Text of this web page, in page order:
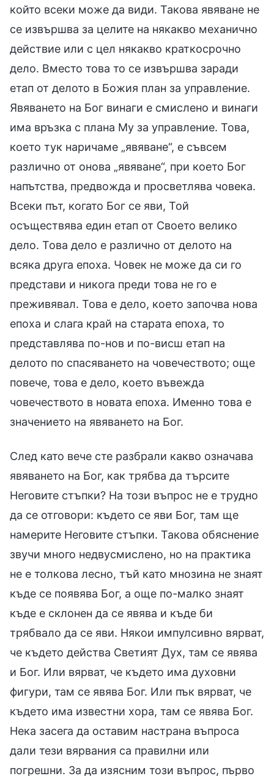
който всеки може да види. Такова явяване не
се извършва за целите на някакво механично
действие или с цел някакво краткосрочно
дело. Вместо това то се извършва заради
етап от делото в Божия план за управление.
Явяването на Бог винаги е смислено и винаги
има връзка с плана Му за управление. Това,
което тук наричаме „явяване“, е съвсем
различно от онова „явяване“, при което Бог
напътства, предвожда и просветлява човека.
Всеки път, когато Бог се яви, Той
осъществява един етап от Своето велико
дело. Това дело е различно от делото на
всяка друга епоха. Човек не може да си го
представи и никога преди това не го е
преживявал. Това е дело, което започва нова
епоха и слага край на старата епоха, то
представлява по-нов и по-висш етап на
делото по спасяването на човечеството; още
повече, това е дело, което въвежда
човечеството в новата епоха. Именно това е
значението на явяването на Бог.
След като вече сте разбрали какво означава
явяването на Бог, как трябва да търсите
Неговите стъпки? На този въпрос не е трудно
да се отговори: където се яви Бог, там ще
намерите Неговите стъпки. Такова обяснение
звучи много недвусмислено, но на практика
не е толкова лесно, тъй като мнозина не знаят
къде се появява Бог, а още по-малко знаят
къде е склонен да се явява и къде би
трябвало да се яви. Някои импулсивно вярват,
че където действа Светият Дух, там се явява
и Бог. Или вярват, че където има духовни
фигури, там се явява Бог. Или пък вярват, че
където има известни хора, там се явява Бог.
Нека засега да оставим настрана въпроса
дали тези вярвания са правилни или
погрешни. За да изясним този въпрос, първо